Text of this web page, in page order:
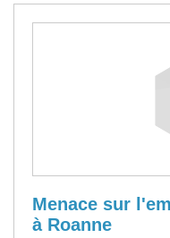
Menace sur
à Roanne